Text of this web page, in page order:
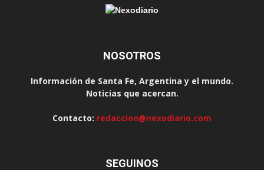
NOSOTROS
Información de Santa Fe, Argentina y el mundo.
Noticias que acercan.
Contacto: redaccion@nexodiario.com
SEGUINOS